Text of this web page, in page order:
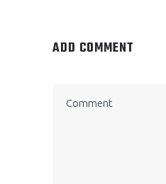
ADD COMMENT